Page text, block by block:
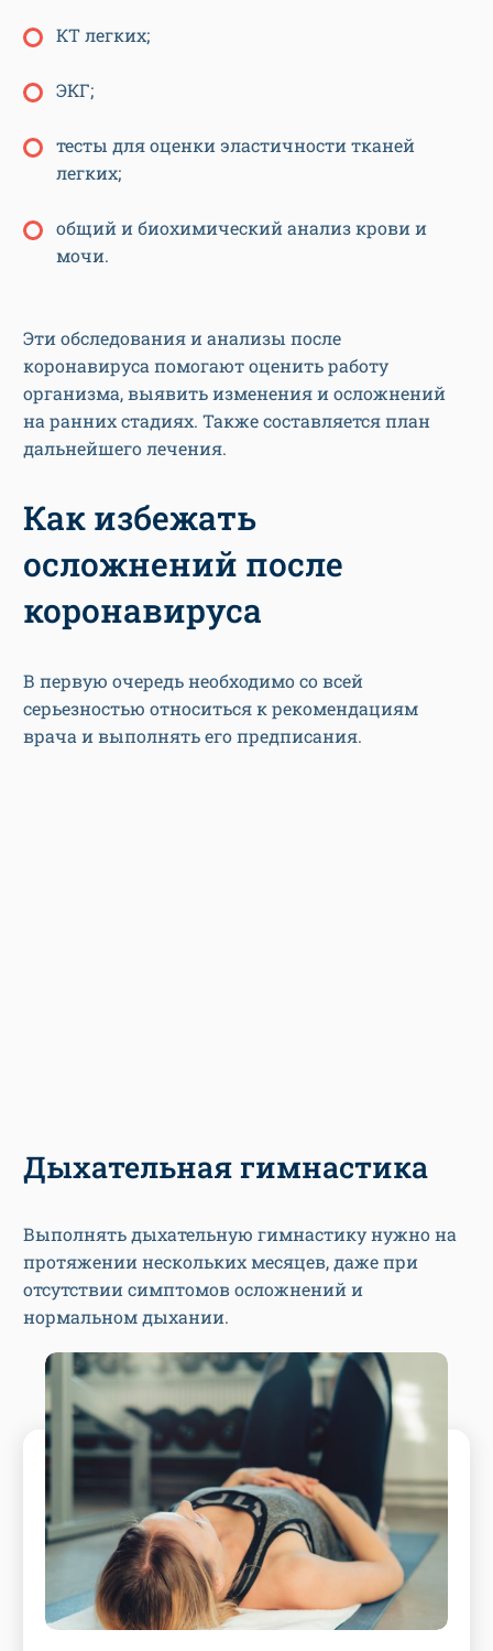
КТ легких;
ЭКГ;
тесты для оценки эластичности тканей
легких;
общий и биохимический анализ крови и
мочи.
Эти обследования и анализы после
коронавируса помогают оценить работу
организма, выявить изменения и осложнений
на ранних стадиях. Также составляется план
дальнейшего лечения.
Как избежать
осложнений после
коронавируса
В первую очередь необходимо со всей
серьезностью относиться к рекомендациям
врача и выполнять его предписания.
Дыхательная гимнастика
Выполнять дыхательную гимнастику нужно на
протяжении нескольких месяцев, даже при
отсутствии симптомов осложнений и
нормальном дыхании.